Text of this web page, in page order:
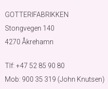
GOTTERIFABRIKKEN
Stongvegen 140
4270 Åkrehamn
Tlf: +47 52 85 90 80
Mob: 900 35 319 (John Knutsen)